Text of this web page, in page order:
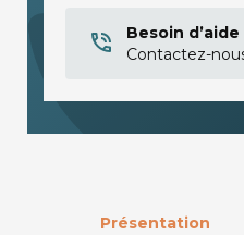
Besoin d’aide
Contactez-
Présentation